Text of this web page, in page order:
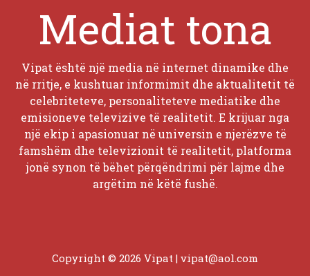
Mediat tona
Vipat është një media në internet dinamike dhe
në rritje, e kushtuar informimit dhe aktualitetit të
celebriteteve, personaliteteve mediatike dhe
emisioneve televizive të realitetit. E krijuar nga
një ekip i apasionuar në universin e njerëzve të
famshëm dhe televizionit të realitetit, platforma
jonë synon të bëhet përqëndrimi për lajme dhe
argëtim në këtë fushë.
Copyright © 2026 Vipat | vipat@aol.com